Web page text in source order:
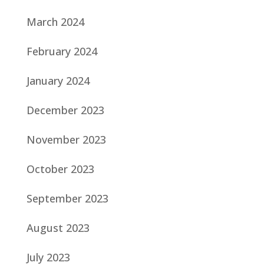
March 2024
February 2024
January 2024
December 2023
November 2023
October 2023
September 2023
August 2023
July 2023